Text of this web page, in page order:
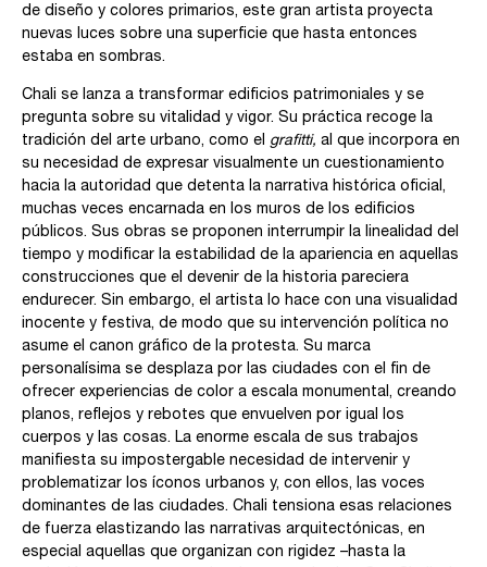
de diseño y colores primarios, este gran artista proyecta
nuevas luces sobre una superficie que hasta entonces
estaba en sombras.
Chali se lanza a transformar edificios patrimoniales y se
pregunta sobre su vitalidad y vigor. Su práctica recoge la
tradición del arte urbano, como el grafitti, al que incorpora en
su necesidad de expresar visualmente un cuestionamiento
hacia la autoridad que detenta la narrativa histórica oficial,
muchas veces encarnada en los muros de los edificios
públicos. Sus obras se proponen interrumpir la linealidad del
tiempo y modificar la estabilidad de la apariencia en aquellas
construcciones que el devenir de la historia pareciera
endurecer. Sin embargo, el artista lo hace con una visualidad
inocente y festiva, de modo que su intervención política no
asume el canon gráfico de la protesta. Su marca
personalísima se desplaza por las ciudades con el fin de
ofrecer experiencias de color a escala monumental, creando
planos, reflejos y rebotes que envuelven por igual los
cuerpos y las cosas. La enorme escala de sus trabajos
manifiesta su impostergable necesidad de intervenir y
problematizar los íconos urbanos y, con ellos, las voces
dominantes de las ciudades. Chali tensiona esas relaciones
de fuerza elastizando las narrativas arquitectónicas, en
especial aquellas que organizan con rigidez –hasta la